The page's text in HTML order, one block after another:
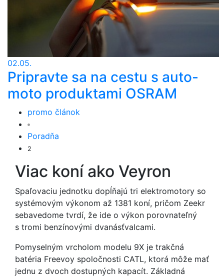
02.05.
Pripravte sa na cestu s auto-
moto produktami OSRAM
promo článok
Poradňa
2
Viac koní ako Veyron
Spaľovaciu jednotku dopĺňajú tri elektromotory so
systémovým výkonom až 1381 koní, pričom Zeekr
sebavedome tvrdí, že ide o výkon porovnateľný
s tromi benzínovými dvanásťvalcami.
Pomyselným vrcholom modelu 9X je trakčná
batéria Freevoy spoločnosti CATL, ktorá môže mať
jednu z dvoch dostupných kapacít. Základná